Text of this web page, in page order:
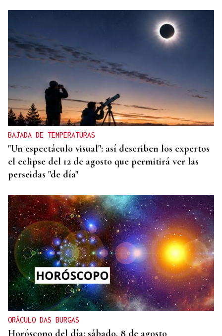
BAJADA DE TEMPERATURAS
"Un espectáculo visual": así describen los expertos
el eclipse del 12 de agosto que permitirá ver las
perseidas "de día"
ORÁCULO DAS BURGAS